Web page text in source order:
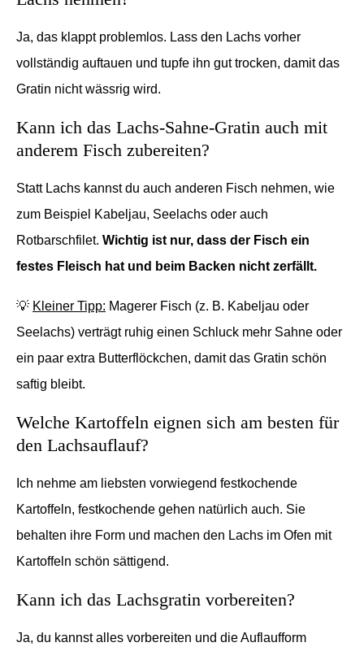
Ja, das klappt problemlos. Lass den Lachs vorher
vollständig auftauen und tupfe ihn gut trocken, damit das
Gratin nicht wässrig wird.
Kann ich das Lachs-Sahne-Gratin auch mit
anderem Fisch zubereiten?
Statt Lachs kannst du auch anderen Fisch nehmen, wie
zum Beispiel Kabeljau, Seelachs oder auch
Rotbarschfilet. Wichtig ist nur, dass der Fisch ein
festes Fleisch hat und beim Backen nicht zerfällt.
💡 Kleiner Tipp: Magerer Fisch (z. B. Kabeljau oder
Seelachs) verträgt ruhig einen Schluck mehr Sahne oder
ein paar extra Butterflöckchen, damit das Gratin schön
saftig bleibt.
Welche Kartoffeln eignen sich am besten für
den Lachsauflauf?
Ich nehme am liebsten vorwiegend festkochende
Kartoffeln, festkochende gehen natürlich auch. Sie
behalten ihre Form und machen den Lachs im Ofen mit
Kartoffeln schön sättigend.
Kann ich das Lachsgratin vorbereiten?
Ja, du kannst alles vorbereiten und die Auflaufform